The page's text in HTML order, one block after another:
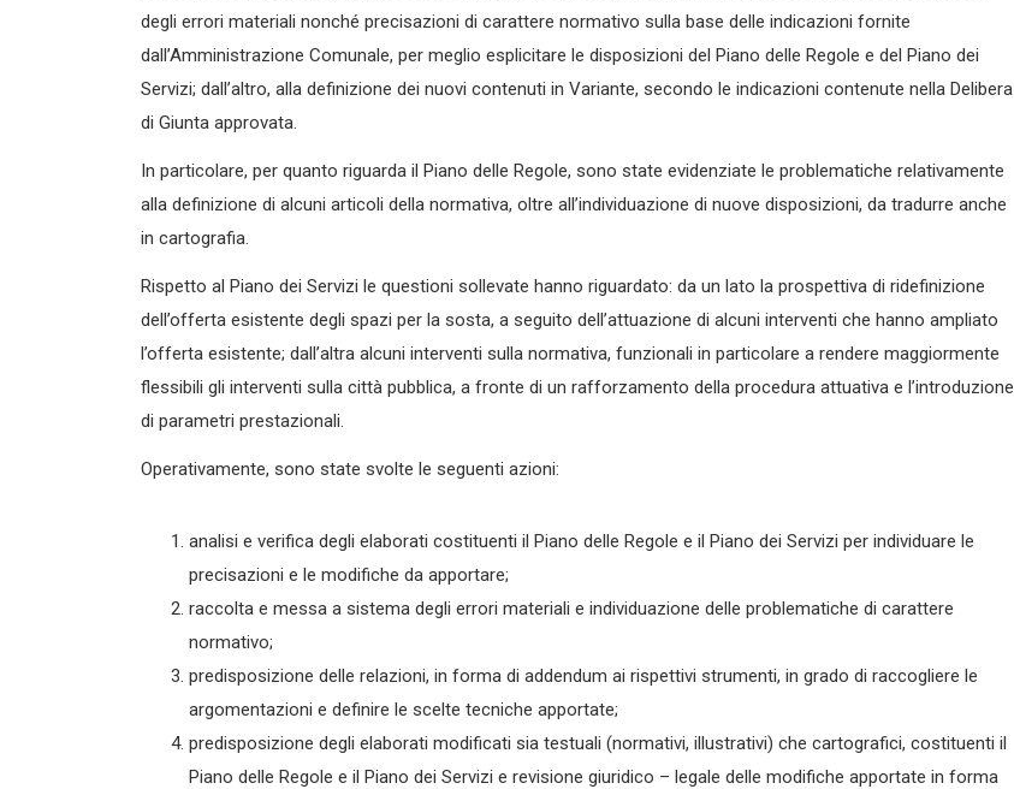
degli errori materiali nonché precisazioni di carattere normativo sulla base delle indicazioni fornite
dall’Amministrazione Comunale, per meglio esplicitare le disposizioni del Piano delle Regole e del Piano dei
Servizi; dall’altro, alla definizione dei nuovi contenuti in Variante, secondo le indicazioni contenute nella Delibera
di Giunta approvata.
In particolare, per quanto riguarda il Piano delle Regole, sono state evidenziate le problematiche relativamente
alla definizione di alcuni articoli della normativa, oltre all’individuazione di nuove disposizioni, da tradurre anche
in cartografia.
Rispetto al Piano dei Servizi le questioni sollevate hanno riguardato: da un lato la prospettiva di ridefinizione
dell’offerta esistente degli spazi per la sosta, a seguito dell’attuazione di alcuni interventi che hanno ampliato
l’offerta esistente; dall’altra alcuni interventi sulla normativa, funzionali in particolare a rendere maggiormente
flessibili gli interventi sulla città pubblica, a fronte di un rafforzamento della procedura attuativa e l’introduzione
di parametri prestazionali.
Operativamente, sono state svolte le seguenti azioni:
analisi e verifica degli elaborati costituenti il Piano delle Regole e il Piano dei Servizi per individuare le
precisazioni e le modifiche da apportare;
raccolta e messa a sistema degli errori materiali e individuazione delle problematiche di carattere
normativo;
predisposizione delle relazioni, in forma di addendum ai rispettivi strumenti, in grado di raccogliere le
argomentazioni e definire le scelte tecniche apportate;
predisposizione degli elaborati modificati sia testuali (normativi, illustrativi) che cartografici, costituenti il
Piano delle Regole e il Piano dei Servizi e revisione giuridico – legale delle modifiche apportate in forma